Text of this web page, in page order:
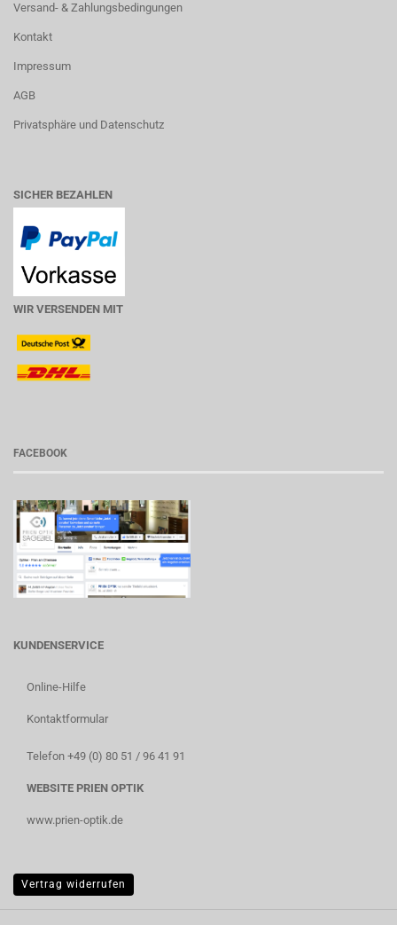
Versand- & Zahlungsbedingungen
Kontakt
Impressum
AGB
Privatsphäre und Datenschutz
SICHER BEZAHLEN
WIR VERSENDEN MIT
FACEBOOK
KUNDENSERVICE
Online-Hilfe
Kontaktformular
Telefon +49 (0) 80 51 / 96 41 91
WEBSITE PRIEN OPTIK
www.prien-optik.de
Vertrag widerrufen